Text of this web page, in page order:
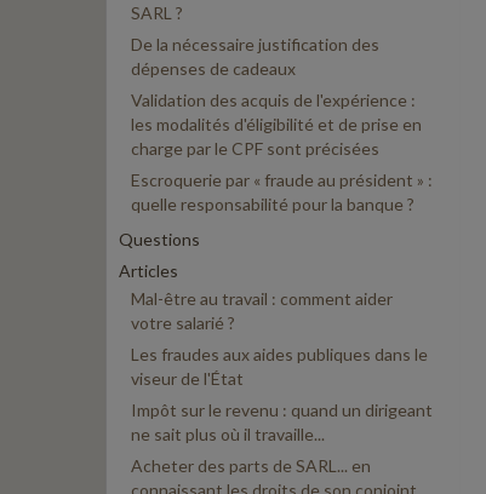
SARL ?
De la nécessaire justification des
dépenses de cadeaux
Validation des acquis de l'expérience :
les modalités d'éligibilité et de prise en
charge par le CPF sont précisées
Escroquerie par « fraude au président » :
quelle responsabilité pour la banque ?
Questions
Articles
Mal-être au travail : comment aider
votre salarié ?
Les fraudes aux aides publiques dans le
viseur de l'État
Impôt sur le revenu : quand un dirigeant
ne sait plus où il travaille...
Acheter des parts de SARL... en
connaissant les droits de son conjoint